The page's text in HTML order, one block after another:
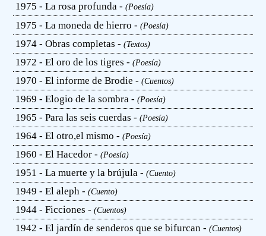
1975 - La rosa profunda -(Poesía)
1975 - La moneda de hierro -(Poesía)
1974 - Obras completas -(Textos)
1972 - El oro de los tigres -(Poesía)
1970 - El informe de Brodie -(Cuentos)
1969 - Elogio de la sombra -(Poesía)
1965 - Para las seis cuerdas -(Poesía)
1964 - El otro,el mismo -(Poesía)
1960 - El Hacedor -(Poesía)
1951 - La muerte y la brújula -(Cuento)
1949 - El aleph -(Cuento)
1944 - Ficciones -(Cuentos)
1942 - El jardín de senderos que se bifurcan -(Cuentos)